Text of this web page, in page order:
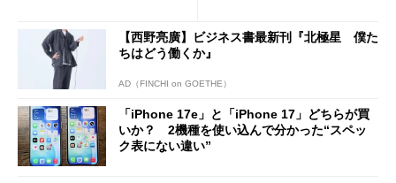
【西野亮廣】ビジネス書最新刊『北極星 僕た
ちはどう働くか』
AD（FINCHI on GOETHE）
「iPhone 17e」と「iPhone 17」どちらが買
いか？ 2機種を使い込んで分かった“スペッ
ク表にない違い”